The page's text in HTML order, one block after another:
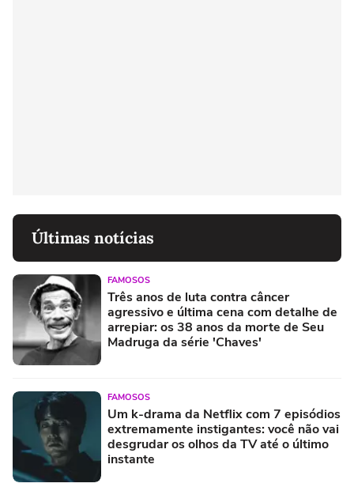
Últimas notícias
FAMOSOS
Três anos de luta contra câncer
agressivo e última cena com detalhe de
arrepiar: os 38 anos da morte de Seu
Madruga da série 'Chaves'
FAMOSOS
Um k-drama da Netflix com 7 episódios
extremamente instigantes: você não vai
desgrudar os olhos da TV até o último
instante